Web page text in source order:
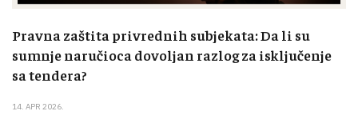
Pravna zaštita privrednih subjekata: Da li su
sumnje naručioca dovoljan razlog za isključenje
sa tendera?
14. APR 2026.